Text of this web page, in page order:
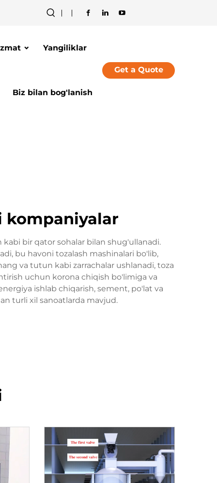
Yangiliklar
Biz bilan bog'lanish
Get a Quote
bir qator sohalar bilan shug'ullanadi.
bu havoni tozalash mashinalari bo'lib,
va tutun kabi zarrachalar ushlanadi, toza
uchun korona chiqish bo'limiga va
ishlab chiqarish, sement, po'lat va
turli xil sanoatlarda mavjud.